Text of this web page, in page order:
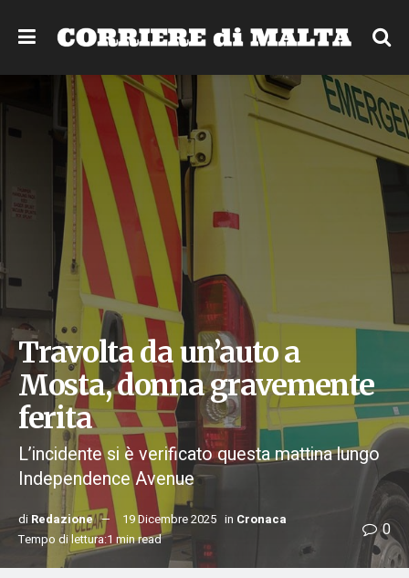
Travolta da un’auto a
Mosta, donna gravemente
ferita
L’incidente si è verificato questa mattina lungo
Independence Avenue
di Redazione 19 Dicembre 2025 in Cronaca
Tempo di lettura:1 min read
0